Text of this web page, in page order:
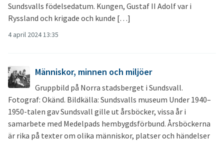
Sundsvalls födelsedatum. Kungen, Gustaf II Adolf var i
Ryssland och krigade och kunde […]
4 april 2024 13:35
Människor, minnen och miljöer
Gruppbild på Norra stadsberget i Sundsvall.
Fotograf: Okänd. Bildkälla: Sundsvalls museum Under 1940–
1950-talen gav Sundsvall gille ut årsböcker, vissa år i
samarbete med Medelpads hembygdsförbund. Årsböckerna
är rika på texter om olika människor, platser och händelser